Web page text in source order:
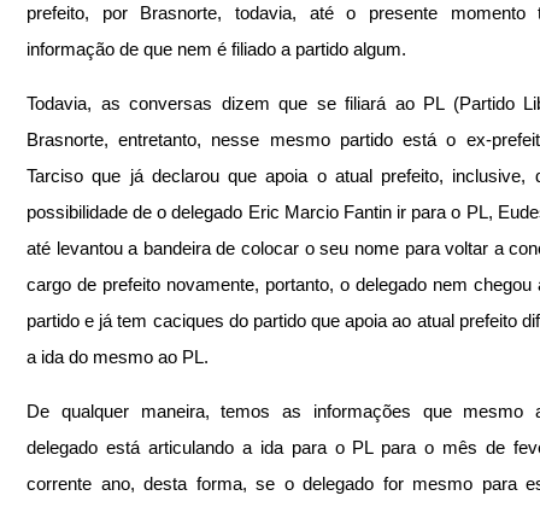
prefeito, por Brasnorte, todavia, até o presente momento
informação de que nem é filiado a partido algum.
Todavia, as conversas dizem que se filiará ao PL (Partido
Brasnorte, entretanto, nesse mesmo partido está o ex-
Tarciso que já declarou que apoia o atual prefeito, inclusive,
possibilidade de o delegado Eric Marcio Fantin ir para o PL,
até levantou a bandeira de colocar o seu nome para voltar a
cargo de prefeito novamente, portanto, o delegado nem chegou
partido e já tem caciques do partido que apoia ao atual prefeito
a ida do mesmo ao PL.
De qualquer maneira, temos as informações que mesmo
delegado está articulando a ida para o PL para o mês de
corrente ano, desta forma, se o delegado for mesmo para